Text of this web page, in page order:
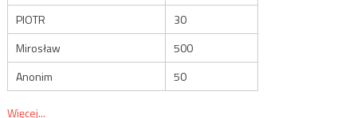
PIOTR
30
Mirosław
500
Anonim
50
Więcej...